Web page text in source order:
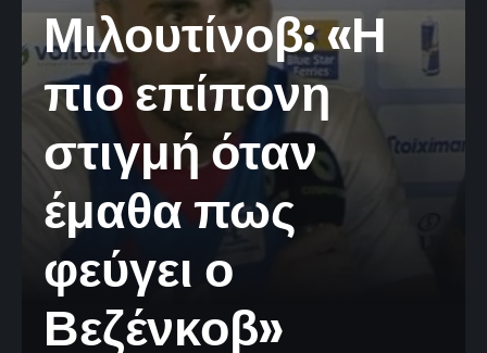
Μιλουτίνοβ: «Η
πιο επίπονη
στιγμή όταν
έμαθα πως
φεύγει ο
Βεζένκοβ»